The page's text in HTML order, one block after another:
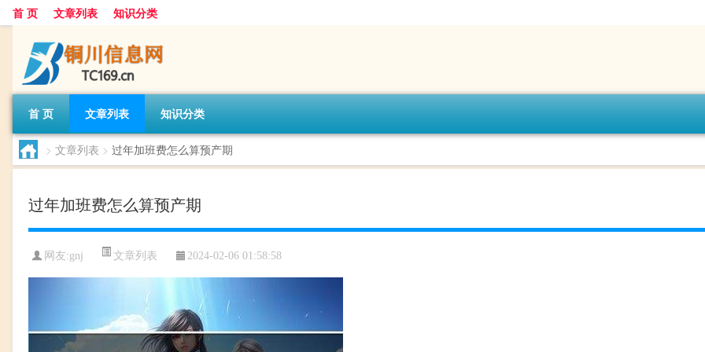
首 页 文章列表 知识分类
首 页 文章列表 知识分类
> 文章列表 > 过年加班费怎么算预产期
过年加班费怎么算预产期
网友:gnj 文章列表 2024-02-06 01:58:58